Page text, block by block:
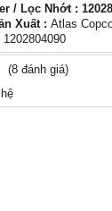
/ Lọc Nhớt :
Xuất : Atlas
1202804090
Atlas Copco
xuất: Atlas copco
thay thế tương
(8 đánh giá)